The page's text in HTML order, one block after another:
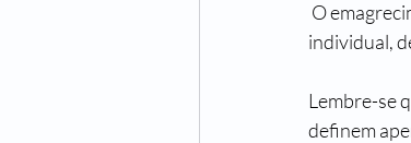
individual,
Lembre-se
definem